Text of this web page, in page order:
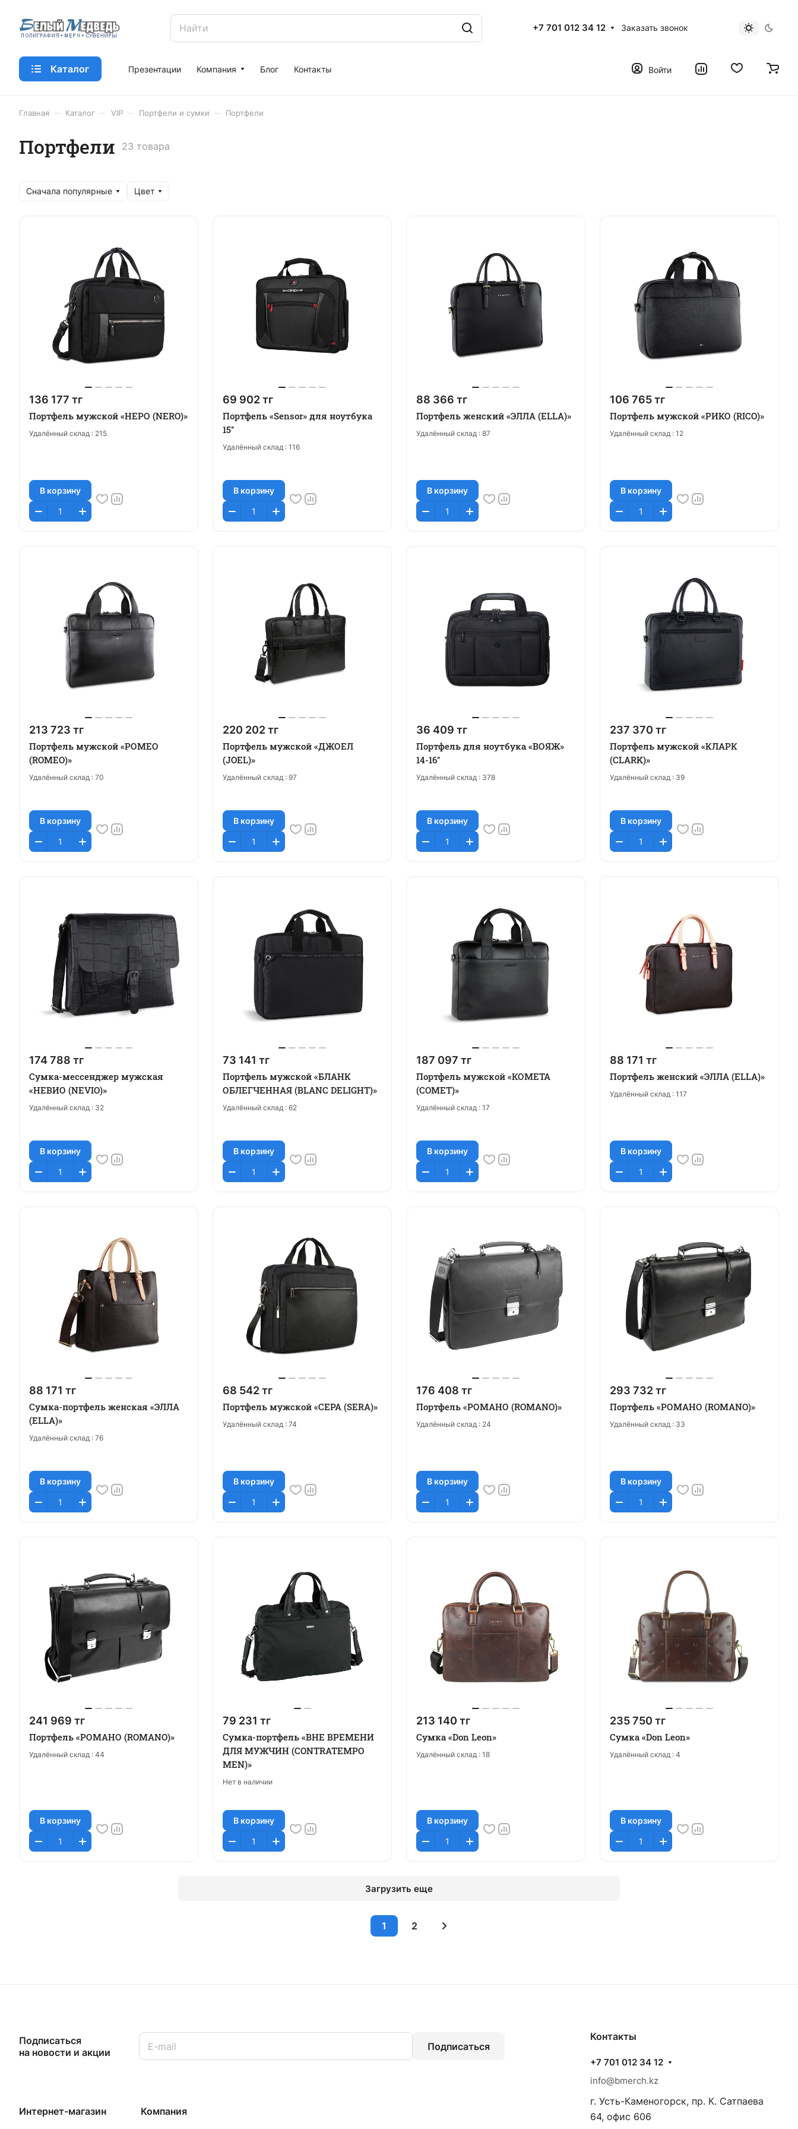
+7 701 012 34 12 Заказать звонок
Каталог Презентации Компания Блог Контакты Войти
Главная Каталог VIP Портфели и сумки Портфели
Портфели 23 товара
Сначала популярные Цвет
136 177 тг
Портфель мужской «НЕРО (NERO)»
Удалённый склад : 215
В корзину
69 902 тг
Портфель «Sensor» для ноутбука
15''
Удалённый склад : 116
В корзину
88 366 тг
Портфель женский «ЭЛЛА (ELLA)»
Удалённый склад : 87
В корзину
106 765 тг
Портфель мужской «РИКО (RICO)»
Удалённый склад : 12
В корзину
213 723 тг
Портфель мужской «РОМЕО
(ROMEO)»
Удалённый склад : 70
В корзину
220 202 тг
Портфель мужской «ДЖОЕЛ
(JOEL)»
Удалённый склад : 97
В корзину
36 409 тг
Портфель для ноутбука «ВОЯЖ»
14-16''
Удалённый склад : 378
В корзину
237 370 тг
Портфель мужской «КЛАРК
(CLARK)»
Удалённый склад : 39
В корзину
174 788 тг
Сумка-мессенджер мужская
«НЕВИО (NEVIO)»
Удалённый склад : 32
В корзину
73 141 тг
Портфель мужской «БЛАНК
ОБЛЕГЧЕННАЯ (BLANC DELIGHT)»
Удалённый склад : 62
В корзину
187 097 тг
Портфель мужской «КОМЕТА
(COMET)»
Удалённый склад : 17
В корзину
88 171 тг
Портфель женский «ЭЛЛА (ELLA)»
Удалённый склад : 117
В корзину
88 171 тг
Сумка-портфель женская «ЭЛЛА
(ELLA)»
Удалённый склад : 76
В корзину
68 542 тг
Портфель мужской «СЕРА (SERA)»
Удалённый склад : 74
В корзину
176 408 тг
Портфель «РОМАНО (ROMANO)»
Удалённый склад : 24
В корзину
293 732 тг
Портфель «РОМАНО (ROMANO)»
Удалённый склад : 33
В корзину
241 969 тг
Портфель «РОМАНО (ROMANO)»
Удалённый склад : 44
В корзину
79 231 тг
Сумка-портфель «ВНЕ ВРЕМЕНИ
ДЛЯ МУЖЧИН (CONTRATEMPO
MEN)»
Нет в наличии
В корзину
213 140 тг
Сумка «Don Leon»
Удалённый склад : 18
В корзину
235 750 тг
Сумка «Don Leon»
Удалённый склад : 4
В корзину
Загрузить еще
1 2
Подписаться
на новости и акции
Подписаться
Интернет-магазин Компания
Контакты
+7 701 012 34 12
info@bmerch.kz
г. Усть-Каменогорск, пр. К. Сатпаева
64, офис 606